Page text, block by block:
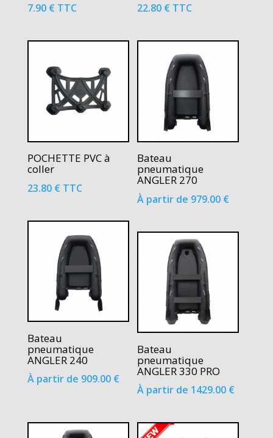
7.90 € TTC 22.80 € TTC
POCHETTE PVC à
coller
23.80 € TTC
Bateau
pneumatique
ANGLER 270
À partir de 979.00 €
Bateau
pneumatique
ANGLER 240
À partir de 909.00 €
Bateau
pneumatique
ANGLER 330 PRO
À partir de 1429.00 €